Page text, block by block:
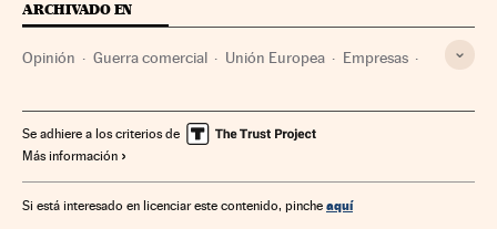
ARCHIVADO EN
Opinión Guerra comercial Unión Europea Empresas
Finanzas
Se adhiere a los criterios de
Más información
Si está interesado en licenciar este contenido, pinche aquí